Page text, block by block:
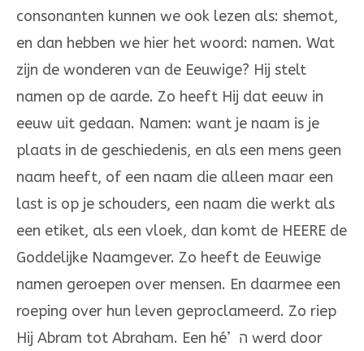
consonanten kunnen we ook lezen als: shemot,
en dan hebben we hier het woord: namen. Wat
zijn de wonderen van de Eeuwige? Hij stelt
namen op de aarde. Zo heeft Hij dat eeuw in
eeuw uit gedaan. Namen: want je naam is je
plaats in de geschiedenis, en als een mens geen
naam heeft, of een naam die alleen maar een
last is op je schouders, een naam die werkt als
een etiket, als een vloek, dan komt de HEERE de
Goddelijke Naamgever. Zo heeft de Eeuwige
namen geroepen over mensen. En daarmee een
roeping over hun leven geproclameerd. Zo riep
Hij Abram tot Abraham. Een hé’ ה werd door